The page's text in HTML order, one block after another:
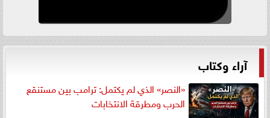
آراء وكتاب
«النصر» الذي لم يكتمل: ترامب بين مستنقع
الحرب ومطرقة الانتخابات